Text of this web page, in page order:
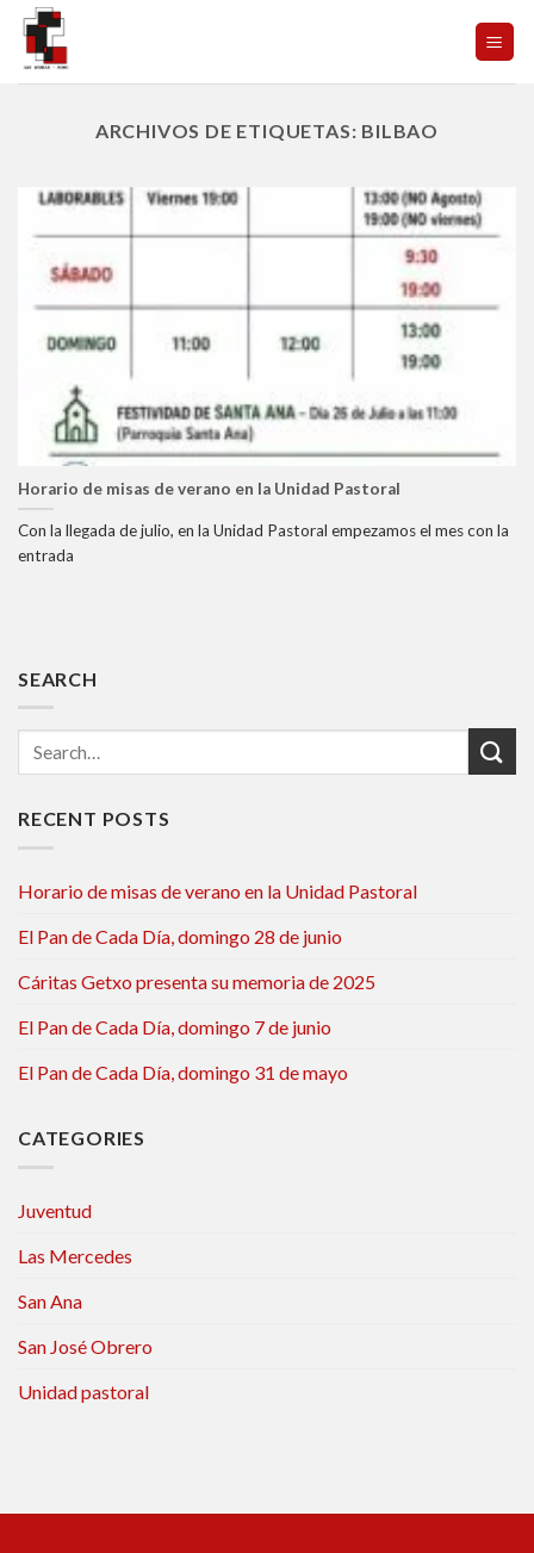
Skip
content
ARCHIVOS DE ETIQUETAS: BILBAO
Horario de misas de verano en la Unidad Pastoral
Con la llegada de julio, en la Unidad Pastoral empezamos el mes con la
entrada
SEARCH
RECENT POSTS
Horario de misas de verano en la Unidad Pastoral
El Pan de Cada Día, domingo 28 de junio
Cáritas Getxo presenta su memoria de 2025
El Pan de Cada Día, domingo 7 de junio
El Pan de Cada Día, domingo 31 de mayo
CATEGORIES
Juventud
Las Mercedes
San Ana
San José Obrero
Unidad pastoral